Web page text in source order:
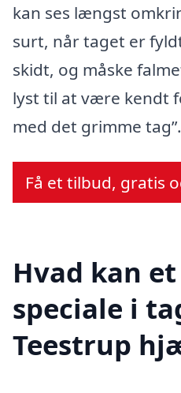
kan ses længst
surt, når taget er
skidt, og måske
lyst til at være kendt
med det grimme tag”.
Få et tilbud, gratis
Hvad kan
speciale i
Teestrup